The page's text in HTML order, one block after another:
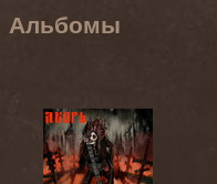
Альбомы